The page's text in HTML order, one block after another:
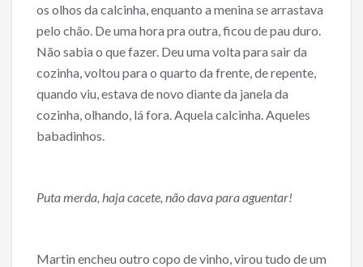
os olhos da calcinha, enquanto a menina se arrastava
pelo chão. De uma hora pra outra, ficou de pau duro.
Não sabia o que fazer. Deu uma volta para sair da
cozinha, voltou para o quarto da frente, de repente,
quando viu, estava de novo diante da janela da
cozinha, olhando, lá fora. Aquela calcinha. Aqueles
babadinhos.
Puta merda, haja cacete, não dava para aguentar!
Martin encheu outro copo de vinho, virou tudo de um